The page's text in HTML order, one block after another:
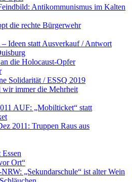
Antikommunismus im Kalten
die rechte Bürgerwehr
Ideen statt Ausverkauf / Antwort
die Holocaust-Opfer
Solidarität / ESSQ 2019
wir immer die Mehrheit
AUF: „Mobilticket“ statt
2011: Truppen Raus aus
Ort“
„Sekundarschule“ ist alter Wein